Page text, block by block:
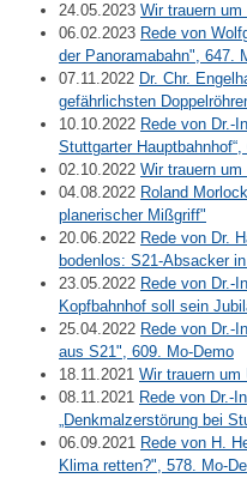
24.05.2023 Wir trauern
06.02.2023 Rede von
der Panoramabahn", 647.
07.11.2022 Dr. Chr.
gefährlichsten
10.10.2022 Rede von Dr.-
Stuttgarter
02.10.2022 Wir trauern
04.08.2022 Roland
planerischer Mißgriff"
20.06.2022 Rede von Dr.
bodenlos: S21-Absacker
23.05.2022 Rede von Dr.-
Kopfbahnhof soll sein
25.04.2022 Rede von Dr.-
aus S21", 609. Mo-Demo
18.11.2021 Wir trauern um
08.11.2021 Rede von Dr.-
„Denkmalzerstörung bei
06.09.2021 Rede von H.
Klima retten?", 578. Mo-